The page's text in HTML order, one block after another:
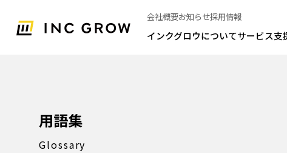
会社概要お知らせ採用情報
インクグロウについてサービス支
用語集
Glossary